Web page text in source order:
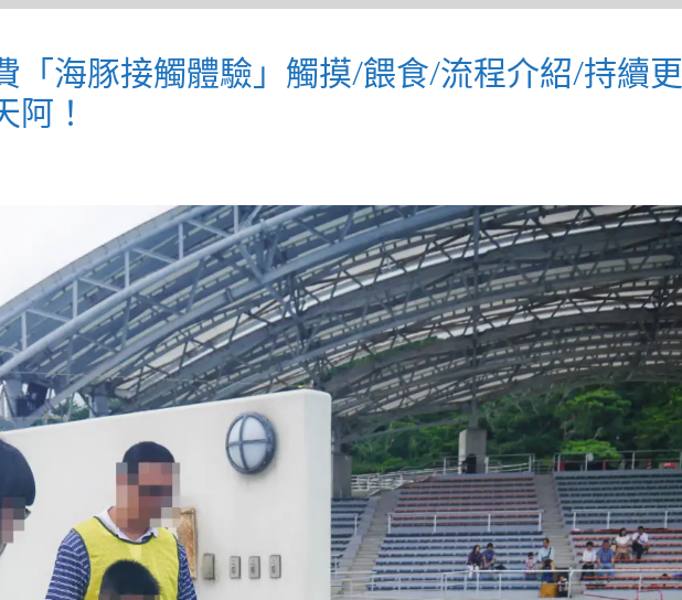
「海豚接觸體驗」觸摸/餵食/流程介紹/持續更
！